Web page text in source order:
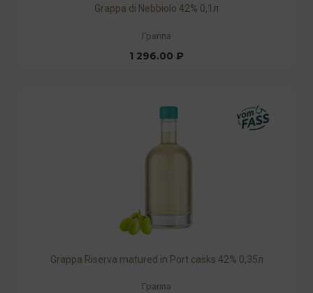
Grappa di Nebbiolo 42% 0,1л
Граппа
1 296.00 ₽
Grappa Riserva matured in Port casks 42% 0,35л
Граппа